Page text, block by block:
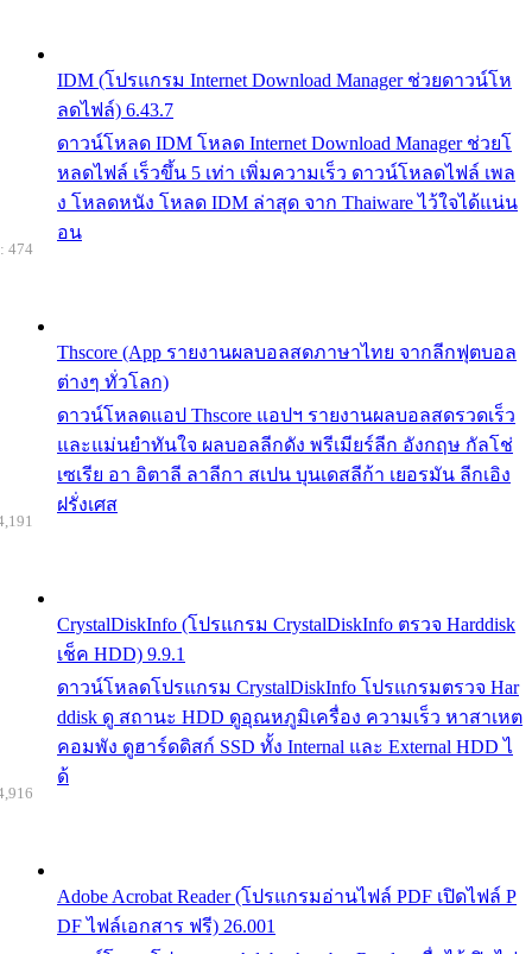
IDM (โปรแกรม Internet Download Manager ช่วยดาวน์โห
ลดไฟล์) 6.43.7
ดาวน์โหลด IDM โหลด Internet Download Manager ช่วยโ
หลดไฟล์ เร็วขึ้น 5 เท่า เพิ่มความเร็ว ดาวน์โหลดไฟล์ เพล
ง โหลดหนัง โหลด IDM ล่าสุด จาก Thaiware ไว้ใจได้แน่น
อน
Thscore (App รายงานผลบอลสดภาษาไทย จากลีกฟุตบอล
ต่างๆ ทั่วโลก)
ดาวน์โหลดแอป Thscore แอปฯ รายงานผลบอลสดรวดเร็ว
และแม่นยำทันใจ ผลบอลลีกดัง พรีเมียร์ลีก อังกฤษ กัลโช่
เซเรีย อา อิตาลี ลาลีกา สเปน บุนเดสลีก้า เยอรมัน ลีกเอิง
ฝรั่งเศส
474
CrystalDiskInfo (โปรแกรม CrystalDiskInfo ตรวจ Harddisk
เช็ค HDD) 9.9.1
ดาวน์โหลดโปรแกรม CrystalDiskInfo โปรแกรมตรวจ Har
ddisk ดู สถานะ HDD ดูอุณหภูมิเครื่อง ความเร็ว หาสาเหต
คอมพัง ดูฮาร์ดดิสก์ SSD ทั้ง Internal และ External HDD ไ
ด้
Adobe Acrobat Reader (โปรแกรมอ่านไฟล์ PDF เปิดไฟล์ P
DF ไฟล์เอกสาร ฟรี) 26.001